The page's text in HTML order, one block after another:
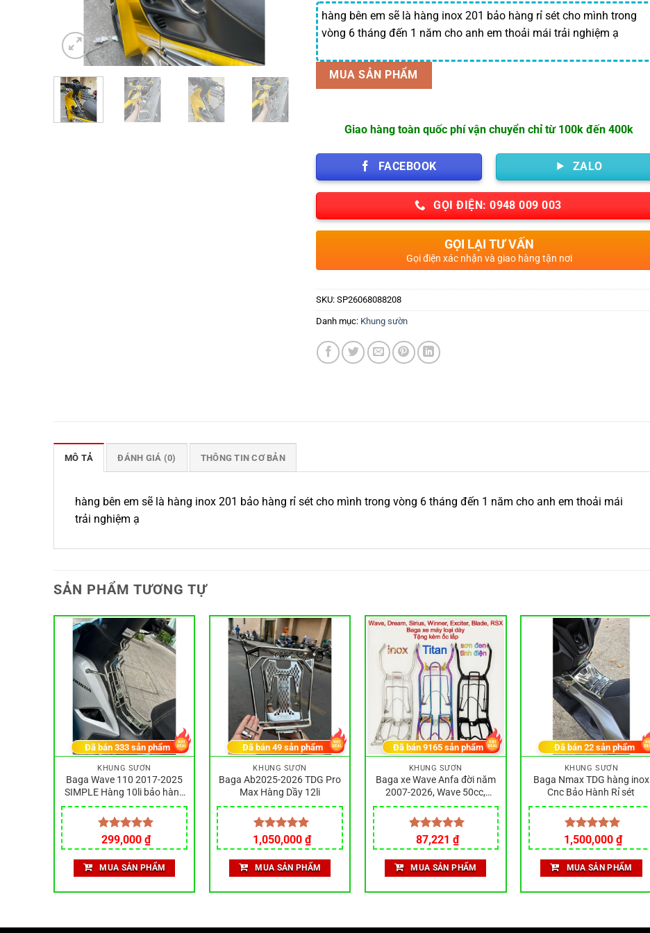
hàng bên em sẽ là hàng inox 201 bảo hàng rỉ sét cho mình trong
vòng 6 tháng đến 1 năm cho anh em thoải mái trải nghiệm ạ
MUA SẢN PHẨM
Giao hàng toàn quốc phí vận chuyển chỉ từ 100k đến 400k
FACEBOOK ZALO
GỌI ĐIỆN: 0948 009 003
GỌI LẠI TƯ VẤN
Gọi điện xác nhận và giao hàng tận nơi
SKU: SP26068088208
Danh mục: Khung sườn
MÔ TẢ ĐÁNH GIÁ (0) THÔNG TIN CƠ BẢN
hàng bên em sẽ là hàng inox 201 bảo hàng rỉ sét cho mình trong vòng 6 tháng đến 1 năm cho anh em thoải mái
trải nghiệm ạ
SẢN PHẨM TƯƠNG TỰ
KHUNG SƯỜN
Baga Wave 110 2017-2025
SIMPLE Hàng 10li bảo hành
rỏ sét
Được xếp
hạng5.00
5 sao
299,000₫
Đã bán 333sản phẩm
MUA SẢN PHẨM
KHUNG SƯỜN
Baga Ab2025-2026 TDG Pro
Max Hàng Dầy 12li
Được xếp
hạng5.00
5 sao
1,050,000 ₫
Đã bán49 sản phẩm
MUA SẢN PHẨM
KHUNG SƯỜN
Baga xe Wave Anfa đời năm
2007-2026, Wave 50cc,
Sirius, Dream, RSX, Blade,
Winner X
Được xếp
hạng5.00
5 sao
87,221 ₫
Đã bán9165 sản phẩm
MUA SẢN PHẨM
KHUNG SƯỜN
Baga Nmax TDG hàng inox
Cnc Bảo Hành Rỉ sét
Được xếp
hạng5.00
5 sao
1,500,000 ₫
Đã bán 22sản phẩm
MUA SẢN PHẨM